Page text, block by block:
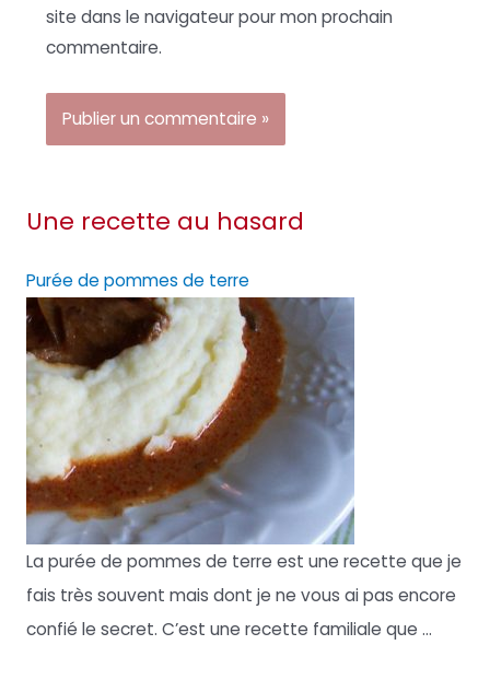
site dans le navigateur pour mon prochain
commentaire.
Une recette au hasard
Purée de pommes de terre
La purée de pommes de terre est une recette que je
fais très souvent mais dont je ne vous ai pas encore
confié le secret. C’est une recette familiale que ...